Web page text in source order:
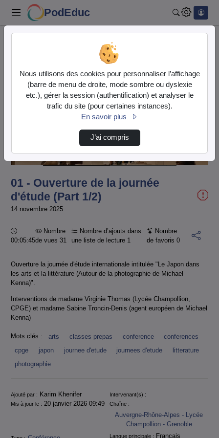
PodEduc
Le Japon dans les arts et la littérature
01 - Ouverture de la journée d'étude (Part 1…
Lire
la
vidéo
01 - Ouverture de la journée
d'étude (Part 1/2)
14 novembre 2025
Durée :
00:05:45
Nombre
de vues 31
Nombre d’ajouts dans
une liste de lecture 1
Nombre
de favoris 0
Ouverture la journée d'étude internationale intitulée "Le Japon dans
les arts et la littérature (Autour de la photographie de Michael
Kenna)".
Interventions de madame Virginie Thomas (Lycée Champollion,
CPGE) et madame Sabine Troncin-Denis (agent européen de Michael
Kenna)
Mots clés : arts classes prepas conference
conferences
cpge
japon journee d'etude journees d'etude
litterature
photographie
Informations
Ajouté par : Karim Khenifer
Intervenant(s) :
Mis à jour le : 20 janvier 2026 09:49 Chaîne :
Auvergne-Rhône-Alpes - Lycée
Champollion - Grenoble
Langue principale : Français
Nous utilisons des cookies pour personnaliser l’affichage
(barre de menu de droite, mode sombre ou dyslexie
etc.), gérer la session (authentification) et analyser le
trafic du site (pour certaines instances).
En savoir plus
J’ai compris